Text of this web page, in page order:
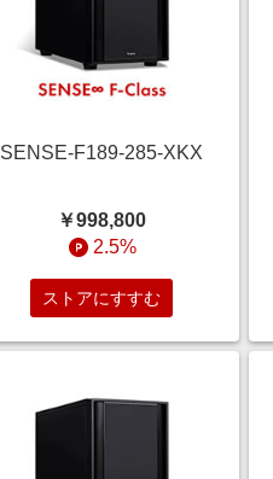
SENSE-F189-285-XKX
￥998,800
2.5%
ストアにすすむ